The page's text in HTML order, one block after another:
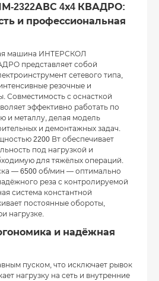
2322АВС 4х4 КВАДРО:
и профессиональная
машина ИНТЕРСКОЛ
представляет собой
сетевого типа,
резочные и
Совместимость с оснасткой
эффективно работать по
и металлу, делая модель
и демонтажных задач.
2200 Вт обеспечивает
под нагрузкой и
для тяжёлых операций.
— 6500 об/мин — оптимально
реза с контролируемой
система константной
постоянные обороты,
нагрузке.
и надёжная
пуском, что исключает рывок
нагрузку на сеть и внутренние